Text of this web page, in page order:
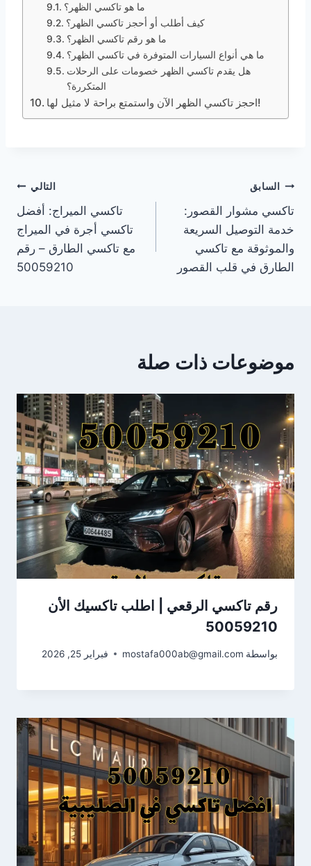
ما هو تاكسي الظهر؟
كيف أطلب أو أحجز تاكسي الظهر؟
ما هو رقم تاكسي الظهر؟
ما هي أنواع السيارات المتوفرة في تاكسي الظهر؟
هل يقدم تاكسي الظهر خصومات على الرحلات
المتكررة؟
احجز تاكسي الظهر الآن واستمتع براحة لا مثيل لها!
تصفّح
المقالات
السابق
تاكسي مشوار القصور:
خدمة التوصيل السريعة
والموثوقة مع تاكسي
الطارق في قلب القصور
التالي
تاكسي الميراج: أفضل
تاكسي أجرة في الميراج
مع تاكسي الطارق – رقم
50059210
موضوعات ذات صلة
رقم تاكسي الرقعي | اطلب تاكسيك الأن
50059210
بواسطة mostafa000ab@gmail.com فبراير 25, 2026